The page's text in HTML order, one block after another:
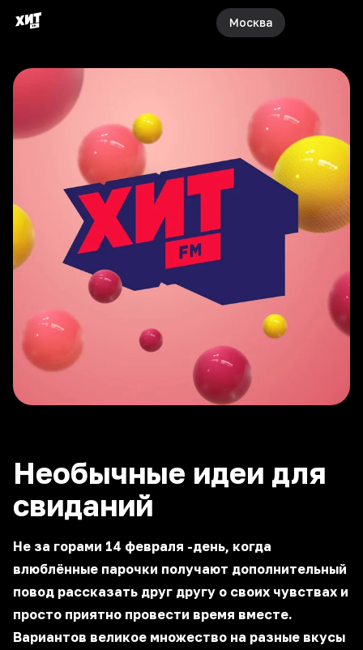
Москва
Необычные идеи для
свиданий
Не за горами 14 февраля -день, когда
влюблённые парочки получают дополнительный
повод рассказать друг другу о своих чувствах и
просто приятно провести время вместе.
Вариантов великое множество на разные вкусы